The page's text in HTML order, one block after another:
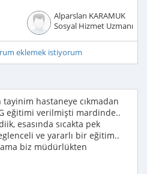
Alparslan KARAMUK
Sosyal Hizmet Uzmanı
eklemek istiyorum
hastaneye cıkmadan
eğitimi verilmişti mardinde..
esasında sıcakta pek
ve yararlı bir eğitim..
biz müdürlükten